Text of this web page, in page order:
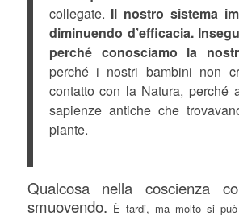
collegate. Il nostro sistema
diminuendo d’efficacia.
perché conosciamo la
perché i nostri bambini non
contatto con la Natura, perché
sapienze antiche che
piante.
Qualcosa nella coscienza
smuovendo. È tardi, ma molto si